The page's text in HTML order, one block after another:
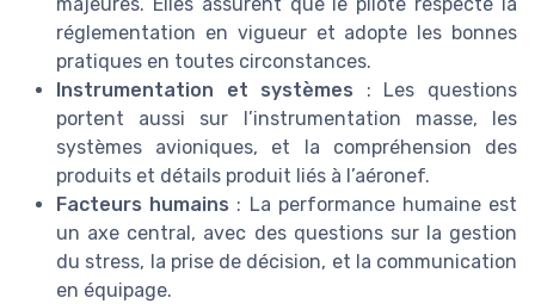
majeures. Elles assurent que le pilote respecte la
réglementation en vigueur et adopte les bonnes
pratiques en toutes circonstances.
Instrumentation et systèmes : Les questions
portent aussi sur l’instrumentation masse, les
systèmes avioniques, et la compréhension des
produits et détails produit liés à l’aéronef.
Facteurs humains : La performance humaine est
un axe central, avec des questions sur la gestion
du stress, la prise de décision, et la communication
en équipage.